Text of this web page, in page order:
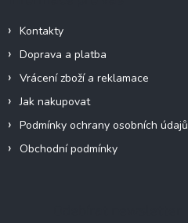
Kontakty
Doprava a platba
Vrácení zboží a reklamace
Jak nakupovat
Podmínky ochrany osobních údajů
Obchodní podmínky